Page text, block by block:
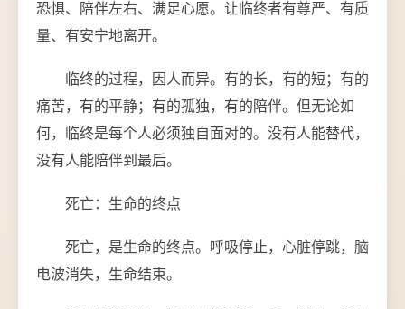
恐惧、陪伴左右、满足心愿。让临终者有尊严、有质
量、有安宁地离开。
临终的过程，因人而异。有的长，有的短；有的
痛苦，有的平静；有的孤独，有的陪伴。但无论如
何，临终是每个人必须独自面对的。没有人能替代，
没有人能陪伴到最后。
死亡：生命的终点
死亡，是生命的终点。呼吸停止，心脏停跳，脑
电波消失，生命结束。